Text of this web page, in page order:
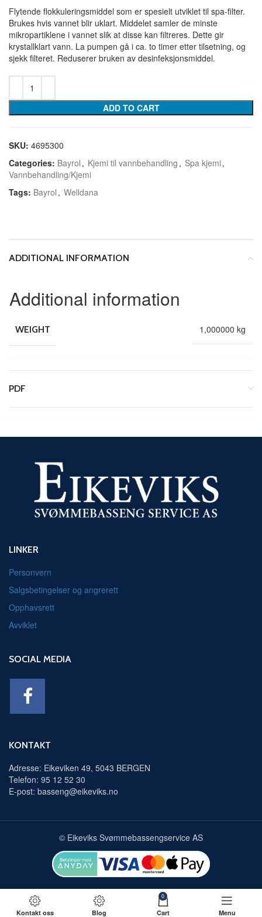
Flytende flokkuleringsmiddel som er spesielt utviklet til spa-filter.
Brukes hvis vannet blir uklart. Middelet samler de minste
mikropartiklene i vannet slik at disse kan filtreres. Dette gir
krystallklart vann. La pumpen gå i ca. to timer etter tilsetning, og
sjekk filteret. Reduserer bruken av desinfeksjonsmiddel.
ADD TO CART
SKU: 4695300
Categories: Bayrol , Kjemi til vannbehandling , Spa kjemi,
Vannbehandling/Kjemi
Tags: Bayrol , Welldana
ADDITIONAL INFORMATION
Additional information
WEIGHT 1,000000 kg
PDF
LINKER
Personvern
Salgsbetingelser og angrerett
Opphavsrett
Avviklet
SOCIAL MEDIA
KONTAKT
Adresse: Eikeviken 49, 5043 BERGEN
Telefon: 95 12 52 30
E-post: basseng@eikeviks.no
© Eikeviks Svømmebassengservice AS
Kontakt oss Blog
0
Cart Menu